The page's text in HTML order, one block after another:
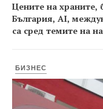
Цените на храните,
България, AI,
са сред темите на
БИЗНЕС